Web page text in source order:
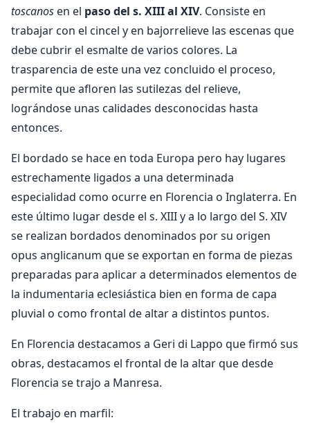
toscanos en el paso del s. XIII al XIV. Consiste en
trabajar con el cincel y en bajorrelieve las escenas que
debe cubrir el esmalte de varios colores. La
trasparencia de este una vez concluido el proceso,
permite que afloren las sutilezas del relieve,
lográndose unas calidades desconocidas hasta
entonces.
El bordado se hace en toda Europa pero hay lugares
estrechamente ligados a una determinada
especialidad como ocurre en Florencia o Inglaterra. En
este último lugar desde el s. XIII y a lo largo del S. XIV
se realizan bordados denominados por su origen
opus anglicanum que se exportan en forma de piezas
preparadas para aplicar a determinados elementos de
la indumentaria eclesiástica bien en forma de capa
pluvial o como frontal de altar a distintos puntos.
En Florencia destacamos a Geri di Lappo que firmó sus
obras, destacamos el frontal de la altar que desde
Florencia se trajo a Manresa.
El trabajo en marfil: